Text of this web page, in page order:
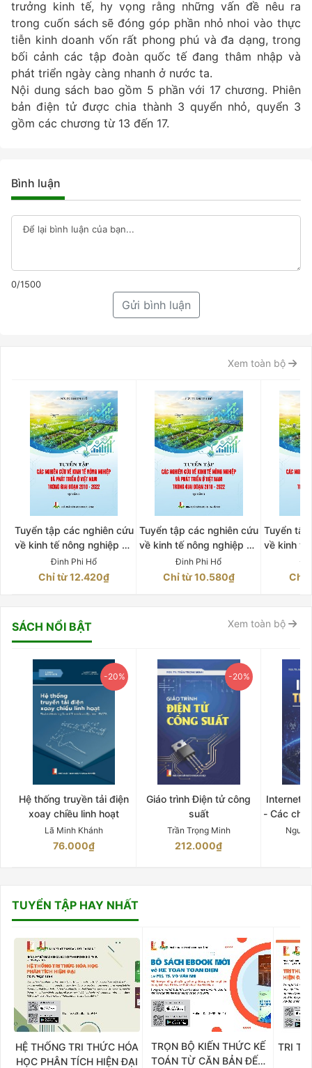
trưởng kinh tế, hy vọng rằng những vấn đề nêu ra
trong cuốn sách sẽ đóng góp phần nhỏ nhoi vào thực
tiễn kinh doanh vốn rất phong phú và đa dạng, trong
bối cảnh các tập đoàn quốc tế đang thâm nhập và
phát triển ngày càng nhanh ở nước ta.
Nội dung sách bao gồm 5 phần với 17 chương. Phiên
bản điện tử được chia thành 3 quyển nhỏ, quyển 3
gồm các chương từ 13 đến 17.
Bình luận
0/1500
Gửi bình luận
Xem toàn bộ
Tuyển tập các nghiên cứu
về kinh tế nông nghiệp và
phát triển ở Việt Nam
trong giai đoạn 2010-
Đinh Phi Hổ
Chỉ từ 12.420₫
Tuyển tập các nghiên cứu
về kinh tế nông nghiệp và
phát triển ở Việt Nam
trong giai đoạn 2010-
Đinh Phi Hổ
Chỉ từ 10.580₫
Tuyển
về kinh tế
phát
trong
Chỉ
SÁCH NỔI BẬT Xem toàn bộ
-20%
Hệ thống truyền tải điện
xoay chiều linh hoạt
Lã Minh Khánh
76.000₫
-20%
Giáo trình Điện tử công
suất
Trần Trọng Minh
212.000₫
Internet
- Các
TUYỂN TẬP HAY NHẤT
HỆ THỐNG TRI THỨC HÓA
HỌC PHÂN TÍCH HIỆN ĐẠI
TRỌN BỘ KIẾN THỨC KẾ
TOÁN TỪ CĂN BẢN ĐẾN
TRI